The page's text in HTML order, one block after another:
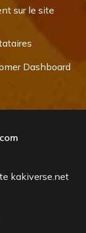
sur le site
Dashboard
kakiverse.net